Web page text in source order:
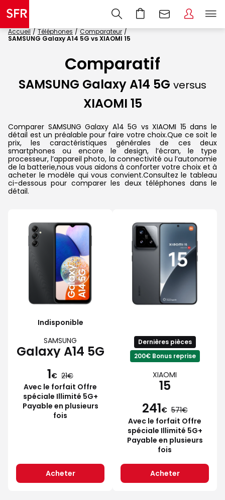
Accueil Téléphones
Comparateur
SAMSUNG Galaxy A14 5G vs XIAOMI 15
Comparatif
SAMSUNG Galaxy A14 5G versus
XIAOMI 15
Comparer SAMSUNG Galaxy A14 5G vs XIAOMI 15 dans le
détail est un préalable pour faire votre choix.Que ce soit le
prix, les caractéristiques générales de ces deux
smartphones ou encore le design, l’écran, le type
processeur, l’appareil photo, la connectivité ou l’autonomie
de la batterie,nous vous aidons à conforter votre choix et à
acheter le modèle qui vous convient.Consultez le tableau
ci-dessous pour comparer les deux téléphones dans le
détail.
Indisponible
SAMSUNG
Galaxy A14 5G
1€ 21
Avec le forfait Offre
spéciale Illimité 5G+
Payable en plusieurs
fois
Acheter
Dernières pièces
200€ Bonus reprise
XIAOMI
15
241€ 571
Avec le forfait Offre
spéciale Illimité 5G+
Payable en plusieurs
fois
Acheter